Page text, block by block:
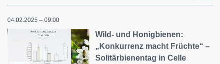
04.02.2025 – 09:00
Wild- und Honigbienen:
„Konkurrenz macht Früchte“ –
Solitärbienentag in Celle